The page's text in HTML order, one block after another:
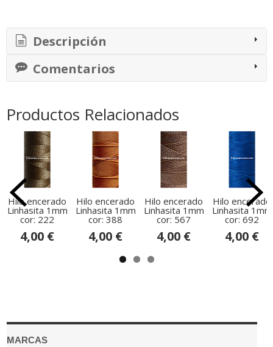
MARCAS
Descripción
Comentarios
Productos Relacionados
Hilo encerado
Linhasita 1mm
cor: 222
4,00 €
Hilo encerado
Linhasita 1mm
cor: 388
4,00 €
Hilo encerado
Linhasita 1mm
cor: 567
4,00 €
Hilo encerado
Linhasita 1mm
cor: 692
4,00 €